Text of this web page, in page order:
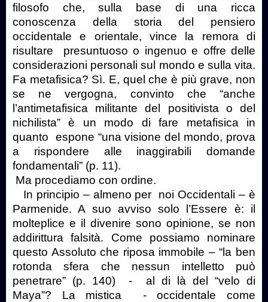
filosofo che, sulla base di una ricca
conoscenza della storia del pensiero
occidentale e orientale, vince la remora di
risultare
presuntuoso o ingenuo e offre delle
considerazioni personali sul mondo e sulla vita.
Fa metafisica? Sì. E, quel che è più grave, non
se ne vergogna, convinto che “anche
l’antimetafisica militante del positivista o del
nichilista” è un modo di fare metafisica in
quanto
espone “una visione del mondo, prova
a rispondere alle inaggirabili domande
fondamentali” (p. 11).
Ma procediamo con ordine.
In principio – almeno per
noi Occidentali – è
Parmenide. A suo avviso solo l’Essere è: il
molteplice e il divenire sono opinione, se non
addirittura falsità. Come possiamo nominare
questo Assoluto che riposa immobile – “la ben
rotonda sfera che nessun intelletto può
penetrare” (p. 140)
-
al di là del “velo di
Maya”? La mistica
- occidentale come